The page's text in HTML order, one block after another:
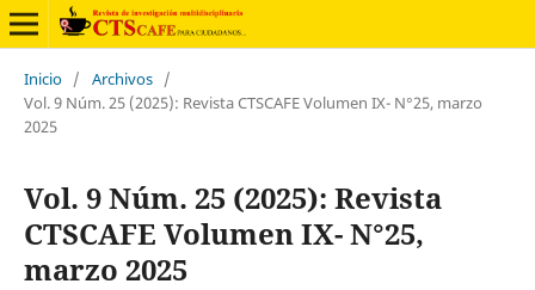
Inicio / Archivos /
Vol. 9 Núm. 25 (2025): Revista CTSCAFE Volumen IX- N°25, marzo
2025
Vol. 9 Núm. 25 (2025): Revista
CTSCAFE Volumen IX- N°25,
marzo 2025